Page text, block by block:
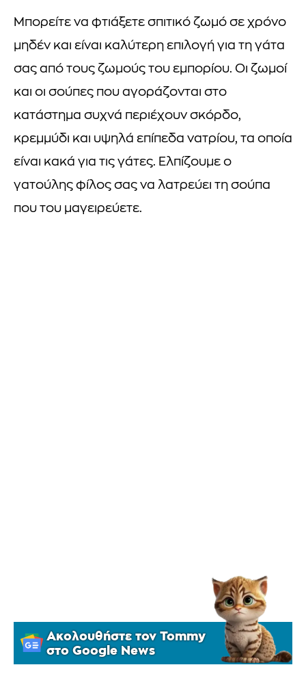
Μπορείτε να φτιάξετε σπιτικό ζωμό σε χρόνο
μηδέν και είναι καλύτερη επιλογή για τη γάτα
σας από τους ζωμούς του εμπορίου. Οι ζωμοί
και οι σούπες που αγοράζονται στο
κατάστημα συχνά περιέχουν σκόρδο,
κρεμμύδι και υψηλά επίπεδα νατρίου, τα οποία
είναι κακά για τις γάτες. Ελπίζουμε ο
γατούλης φίλος σας να λατρεύει τη σούπα
που του μαγειρεύετε.
Ακολουθήστε τον Tommy
στο Google News